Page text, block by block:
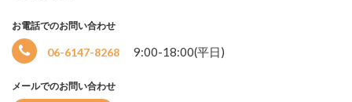
お電話でのお問い合わせ
06-6147-8268 9:00-18:00(平日)
メールでのお問い合わせ